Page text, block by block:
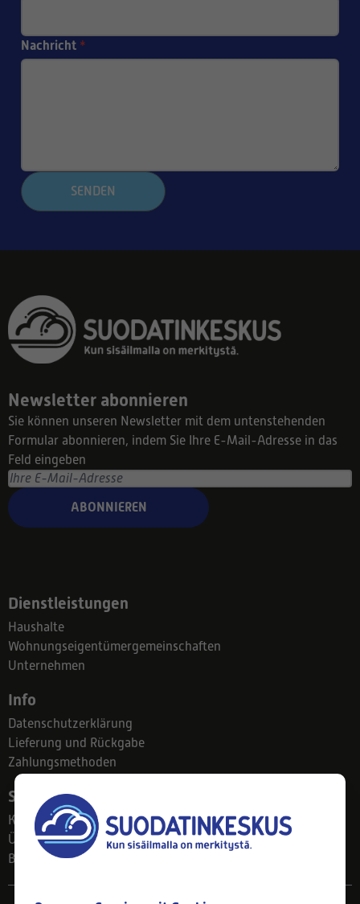
Nachricht *
SENDEN
Newsletter abonnieren
Sie können unseren Newsletter mit dem untenstehenden
Formular abonnieren, indem Sie Ihre E-Mail-Adresse in das
Feld eingeben
ABONNIEREN
Dienstleistungen
Haushalte
Wohnungseigentümergemeinschaften
Unternehmen
Info
Datenschutzerklärung
Lieferung und Rückgabe
Zahlungsmethoden
Suodatinkeskus
Kontakt
Über uns
Blog